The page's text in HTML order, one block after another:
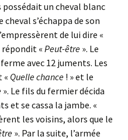
un cheval blanc
s’échappa de son
de lui dire «
répondit «Peut-être ». Le
avec 12 juments. Les
« Quelle chance ! » et le
». Le fils du fermier décida
et se cassa la jambe. «
les voisins, alors que le
». Par la suite, l’armée